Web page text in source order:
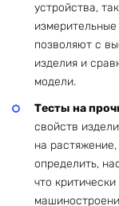
устройства,
позволяют с
изделия и
модели.
Тесты на
свойств
на
определить,
что